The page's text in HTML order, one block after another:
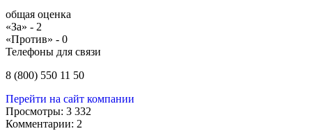
общая оценка
«За» - 2
«Против» - 0
Телефоны для связи
8 (800) 550 11 50
Перейти на сайт компании
Просмотры: 3 332
Комментарии: 2